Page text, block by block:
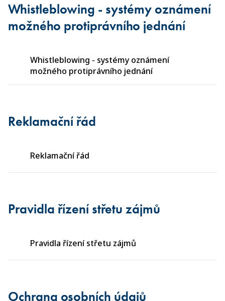
Whistleblowing - systémy oznámení
možného protiprávního jednání
Whistleblowing - systémy oznámení
možného protiprávního jednání
Reklamační řád
Reklamační řád
Pravidla řízení střetu zájmů
Pravidla řízení střetu zájmů
Ochrana osobních údajů